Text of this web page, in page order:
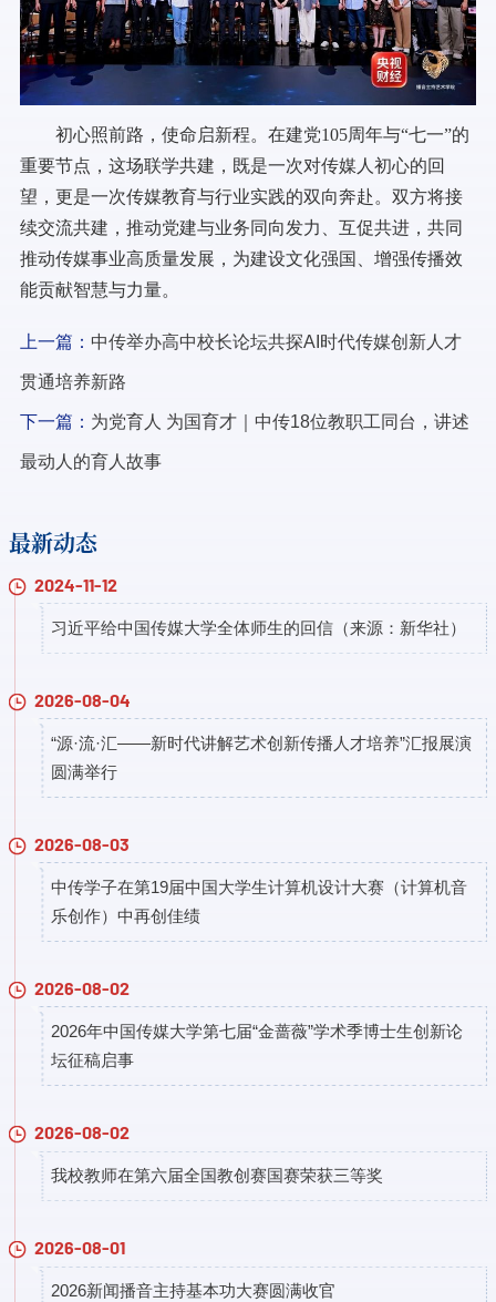
初心照前路，使命启新程。在建党105周年与“七一”的
重要节点，这场联学共建，既是一次对传媒人初心的回
望，更是一次传媒教育与行业实践的双向奔赴。双方将接
续交流共建，推动党建与业务同向发力、互促共进，共同
推动传媒事业高质量发展，为建设文化强国、增强传播效
能贡献智慧与力量。
上一篇： 中传举办高中校长论坛共探AI时代传媒创新人才
贯通培养新路
下一篇： 为党育人 为国育才｜中传18位教职工同台，讲述
最动人的育人故事
最新动态
2024-11-12
习近平给中国传媒大学全体师生的回信（来源：新华社）
2026-08-04
“源·流·汇——新时代讲解艺术创新传播人才培养”汇报展演
圆满举行
2026-08-03
中传学子在第19届中国大学生计算机设计大赛（计算机音
乐创作）中再创佳绩
2026-08-02
2026年中国传媒大学第七届“金蔷薇”学术季博士生创新论
坛征稿启事
2026-08-02
我校教师在第六届全国教创赛国赛荣获三等奖
2026-08-01
2026新闻播音主持基本功大赛圆满收官